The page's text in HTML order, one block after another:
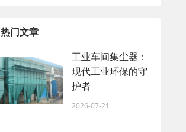
热门文章
工业车间集尘器：
现代工业环保的守
护者
2026-07-21